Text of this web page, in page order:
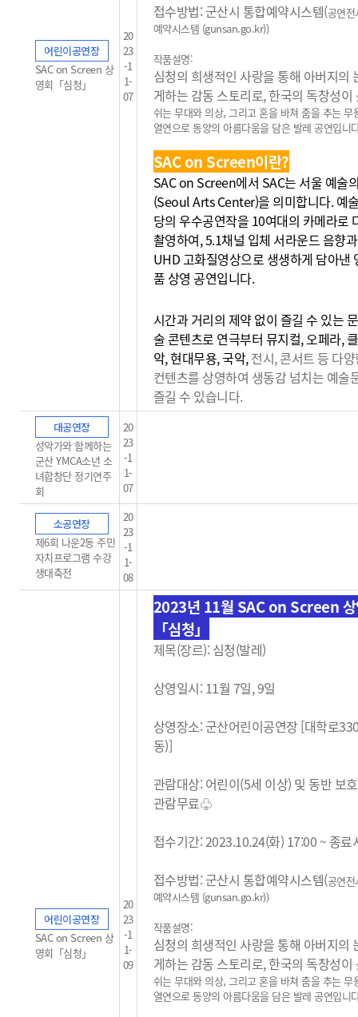
어린이공연장
SAC on Screen 상
영회「심청」
20
23
-1
1-
07
접수방법: 군산시 통합예약시스템(공연
예약시스템 (gunsan.go.kr))
작품설명:
심청의 희생적인 사랑을 통해 아버지의
게하는 감동 스토리로, 한국의 독창성이
쉬는 무대와 의상, 그리고 혼을 바쳐 춤을 추는 무
열연으로 동양의 아름다움을 담은 발레 공연입니
SAC on Screen이란?
SAC on Screen에서 SAC는 서울 예술
(Seoul Arts Center)을 의미합니다. 예
당의 우수공연작을 10여대의 카메라로
촬영하여, 5.1채널 입체 서라운드 음향
UHD 고화질영상으로 생생하게 담아낸
품 상영 공연입니다.
시간과 거리의 제약 없이 즐길 수 있는
술 콘텐츠로 연극부터 뮤지컬, 오페라,
악, 현대무용, 국악,전시, 콘서트 등 다
컨텐츠를 상영하여 생동감 넘치는 예술
즐길 수 있습니다.
대공연장
성악가와 함께하는
군산 YMCA소년 소
녀합창단 정기연주
회
20
23
-1
1-
07
소공연장
제6회 나운2동 주민
자치프로그램 수강
생대축전
20
23
-1
1-
08
어린이공연장
SAC on Screen 상
영회「심청」
20
23
-1
1-
09
2023년 11월 SAC on Screen
「심청」
제목(장르): 심청(발레)
상영일시: 11월 7일, 9일
상영장소: 군산어린이공연장 [대학로
동)]
관람대상: 어린이(5세 이상) 및 동반 보
관람무료♧
접수기간: 2023.10.24(화) 17:00 ~ 종료
접수방법: 군산시 통합예약시스템(공연
예약시스템 (gunsan.go.kr))
작품설명:
심청의 희생적인 사랑을 통해 아버지의
게하는 감동 스토리로, 한국의 독창성이
쉬는 무대와 의상, 그리고 혼을 바쳐 춤을 추는 무
열연으로 동양의 아름다움을 담은 발레 공연입니